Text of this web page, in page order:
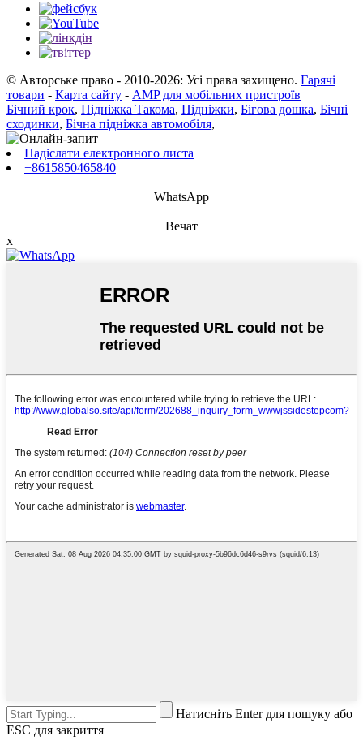
© Авторське право - 2010-2026: Усі права захищено. Гарячі
товари - Карта сайту - AMP для мобільних пристроїв
Бічний крок, Підніжка Такома, Підніжки, Бігова дошка, Бічні
сходинки, Бічна підніжка автомобіля,
Надіслати електронного листа
+8615850465840
WhatsApp
Вечат
x
Натисніть Enter для пошуку або
ESC для закриття